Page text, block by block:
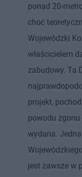
ponad 20-
choć
Wojewódzki
właścicielem
zabudowy. Ta
projekt,
powodu zgonu
wydana.
jest zawsze w